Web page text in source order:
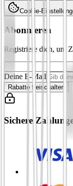
Cookie-
Abonnieren
Registriere dich, um
Deine E-Mail
Rabatte freischalten
Sichere